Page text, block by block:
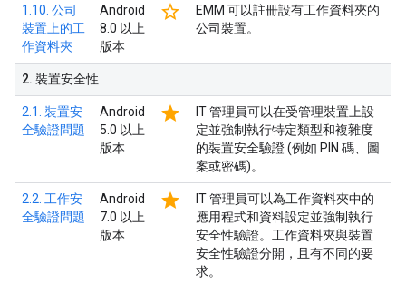
1.10. 公司
裝置上的工
作資料夾
Android
8.0 以上
版本
star_border
EMM 可以註冊設有工作資料夾的
公司裝置。
2. 裝置安全性
2.1. 裝置安
全驗證問題
Android
5.0 以上
版本
star
IT 管理員可以在受管理裝置上設
定並強制執行特定類型和複雜度
的裝置安全驗證 (例如 PIN 碼、圖
案或密碼)。
2.2. 工作安
全驗證問題
Android
7.0 以上
版本
star
IT 管理員可以為工作資料夾中的
應用程式和資料設定並強制執行
安全性驗證。工作資料夾與裝置
安全性驗證分開，且有不同的要
求。